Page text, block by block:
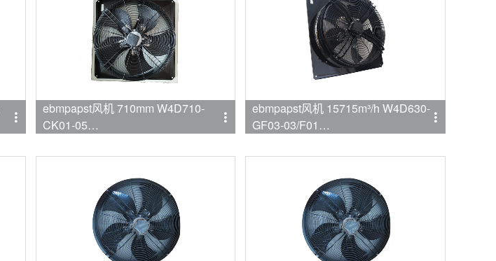
ebmpapst风机 710mm W4D710-
CK01-05
ebmpapst风机 15715m³/h W4D630-
GF03-03/F01